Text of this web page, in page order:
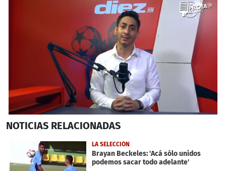
seconds
minutes,
seconds
NOTICIAS RELACIONADAS
LA SELECCIÓN
Brayan Beckeles: 'Acá sólo unidos
podemos sacar todo adelante'